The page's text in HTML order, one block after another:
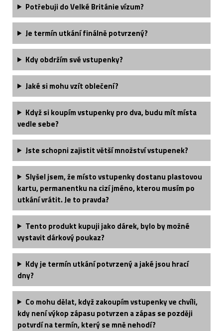
Potřebuji do Velké Británie vízum?
Je termín utkání finálně potvrzený?
Kdy obdržím své vstupenky?
Jaké si mohu vzít oblečení?
Když si koupím vstupenky pro dva, budu mít místa
vedle sebe?
Jste schopni zajistit větší množství vstupenek?
Slyšel jsem, že místo vstupenky dostanu plastovou
kartu, permanentku na cizí jméno, kterou musím po
utkání vrátit. Je to pravda?
Tento produkt kupuji jako dárek, bylo by možné
vystavit dárkový poukaz?
Kdy je termín utkání potvrzený a jaké jsou hrací
dny?
Co mohu dělat, když zakoupím vstupenky ve chvíli,
kdy není výkop zápasu potvrzen a zápas se později
potvrdí na termín, který se mně nehodí?